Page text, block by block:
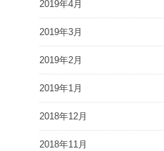
2019年4月
2019年3月
2019年2月
2019年1月
2018年12月
2018年11月